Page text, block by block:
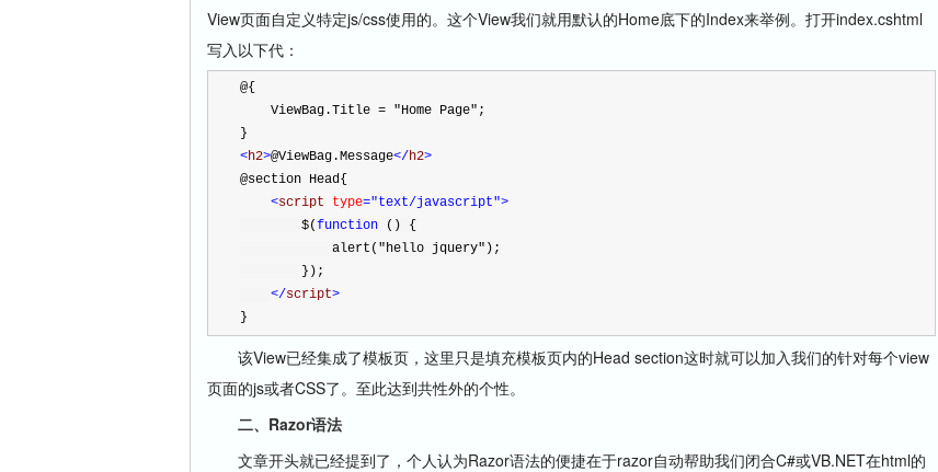
View页面自定义特定js/css使用的。这个View我们就用默认的Home底下的Index来举例。打开index.cshtml
写入以下代：
@{
    ViewBag.Title = "Home Page";
}
<h2>@ViewBag.Message</h2>
@section Head{
<script type="text/javascript">
        $(
function () {
            alert(
"hello jquery" );
        });
</script>
}
该View已经集成了模板页，这里只是填充模板页内的Head section这时就可以加入我们的针对每个view
页面的js或者CSS了。至此达到共性外的个性。
二、Razor语法
文章开头就已经提到了，个人认为Razor语法的便捷在于razor自动帮助我们闭合C#或VB.NET在html的